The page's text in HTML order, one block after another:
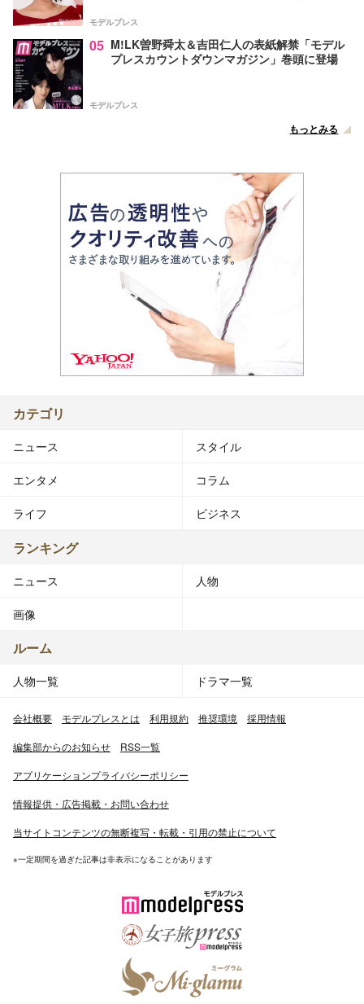
モデルプレス
05 M!LK曽野舜太＆吉田仁人の表紙解禁「モデル
プレスカウントダウンマガジン」巻頭に登場
モデルプレス
もっとみる
カテゴリ
ニュース スタイル
エンタメ コラム
ライフ ビジネス
ランキング
ニュース 人物
画像
ルーム
人物一覧 ドラマ一覧
会社概要 モデルプレスとは 利用規約 推奨環境 採用情報
編集部からのお知らせ RSS一覧
アプリケーションプライバシーポリシー
情報提供・広告掲載・お問い合わせ
当サイトコンテンツの無断複写・転載・引用の禁止について
※一定期間を過ぎた記事は非表示になることがあります